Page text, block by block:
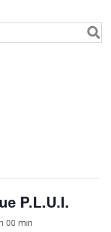
P.L.U.I.
00 min